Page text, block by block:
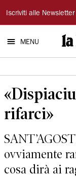
La
Nuova
Ferrara
Iscriviti alle Newsletter
MENU
rifarci»
ovviamente
cosa dirà ai